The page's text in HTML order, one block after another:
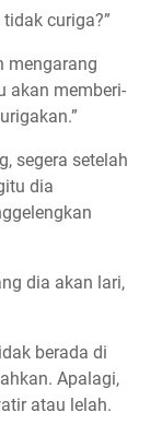
curiga?”
mengarang
akan memberi-
segera setelah
dia
dia akan lari,
berada di
Apalagi,
atau lelah.